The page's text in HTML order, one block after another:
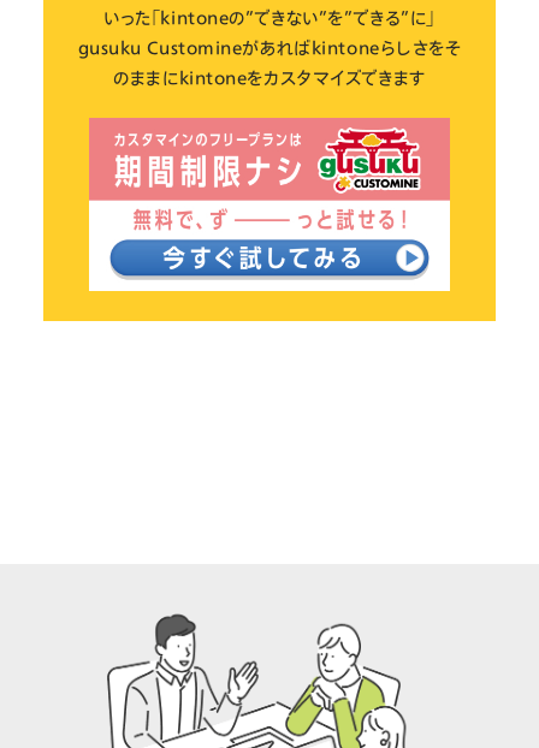
いった「kintoneの”できない”を”できる”に」
gusuku Customineがあればkintoneらしさをそ
のままにkintoneをカスタマイズできます